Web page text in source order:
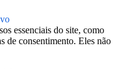
essenciais do site, como
de consentimento. Eles não